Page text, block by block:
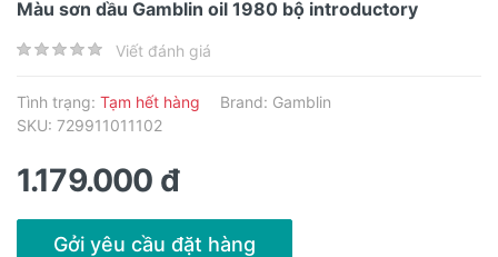
Màu sơn dầu Gamblin oil 1980 bộ introductory
Viết đánh giá
Tình trạng: Tạm hết hàng Brand: Gamblin
SKU: 729911011102
1.179.000 đ
Gởi yêu cầu đặt hàng